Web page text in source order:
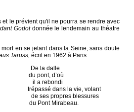
le prévient qu'il ne pourra se rendre avec
Godot donnée le lendemain au théatre
en se jetant dans la Seine, sans doute
Taruss, écrit en 1962 à Paris :
la dalle
pont, d’où
rebondi
trépassé dans la vie, volant
de ses propres blessures
du Pont Mirabeau.